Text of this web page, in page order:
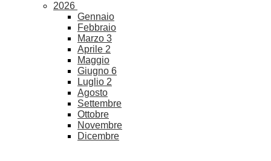
2026
Gennaio
Febbraio
Marzo 3
Aprile 2
Maggio
Giugno 6
Luglio 2
Agosto
Settembre
Ottobre
Novembre
Dicembre